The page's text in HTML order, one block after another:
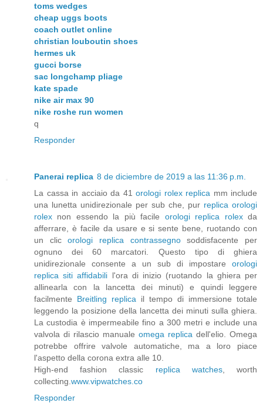
toms wedges
cheap uggs boots
coach outlet online
christian louboutin shoes
hermes uk
gucci borse
sac longchamp pliage
kate spade
nike air max 90
nike roshe run women
q
Responder
Panerai replica 8 de diciembre de 2019 a las 11:36 p.m.
La cassa in acciaio da 41 orologi rolex replica mm include
una lunetta unidirezionale per sub che, pur replica orologi
rolex non essendo la più facile orologi replica rolexda
afferrare, è facile da usare e si sente bene, ruotando con
un clicorologi replica contrassegnosoddisfacente per
ognuno dei 60 marcatori. Questo tipo di ghiera
unidirezionale consente a un sub di impostare orologi
replica siti affidabili l'ora di inizio (ruotando la ghiera per
allinearla con la lancetta dei minuti) e quindi leggere
facilmente Breitling replica il tempo di immersione totale
leggendo la posizione della lancetta dei minuti sulla ghiera.
La custodia è impermeabile fino a 300 metri e include una
valvola di rilascio manuale omega replica dell'elio. Omega
potrebbe offrire valvole automatiche, ma a loro piace
l'aspetto della corona extra alle 10.
High-end fashion classic replica watches, worth
collecting. www.vipwatches.co
Responder